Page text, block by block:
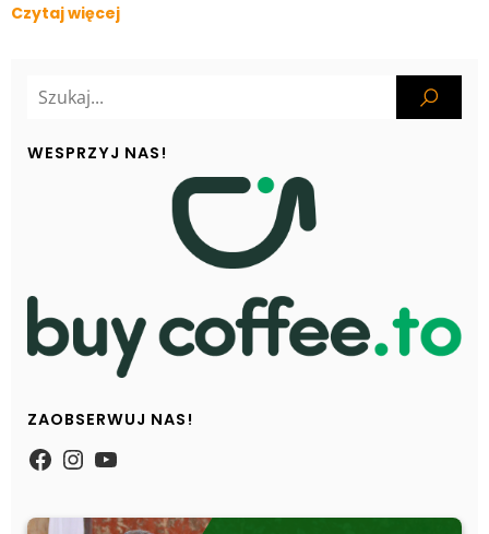
Czytaj więcej
WESPRZYJ NAS!
ZAOBSERWUJ NAS!
https://www.facebook.com/
Instagram
YouTube